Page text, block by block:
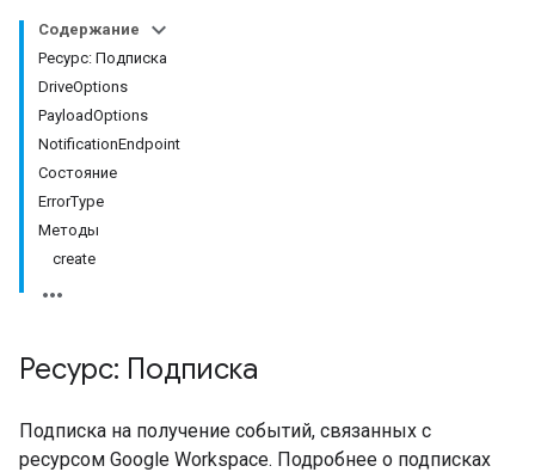
Содержание
Ресурс: Подписка
DriveOptions
PayloadOptions
NotificationEndpoint
Состояние
ErrorType
Методы
create
Ресурс: Подписка
Подписка на получение событий, связанных с
ресурсом Google Workspace. Подробнее о подписках